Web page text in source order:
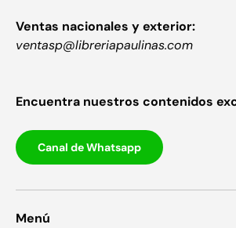
Ventas nacionales y exterior:
ventasp@libreriapaulinas.com
Encuentra nuestros contenidos
Canal de Whatsapp
Menú